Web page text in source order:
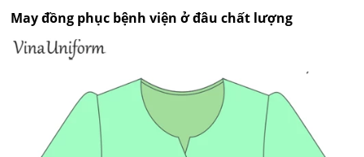
May đồng phục bệnh viện ở đâu chất lượng